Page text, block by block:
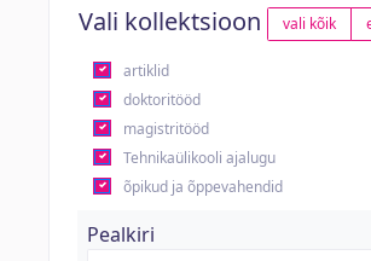
Vali kollektsioon vali kõik
artiklid
doktoritööd
magistritööd
Tehnikaülikooli ajalugu
õpikud ja õppevahendid
Pealkiri